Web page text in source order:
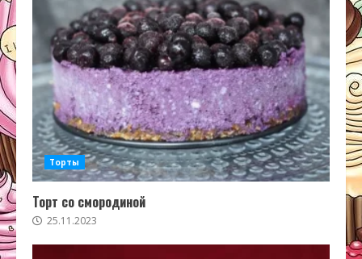
Торты
Торт со смородиной
25.11.2023